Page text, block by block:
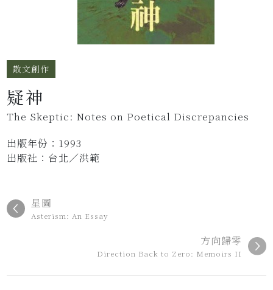
散⽂創作
疑神
The Skeptic: Notes on Poetical Discrepancies
出版年份：1993
出版社：台北／洪範
星圖
Asterism: An Essay
方向歸零
Direction Back to Zero: Memoirs II